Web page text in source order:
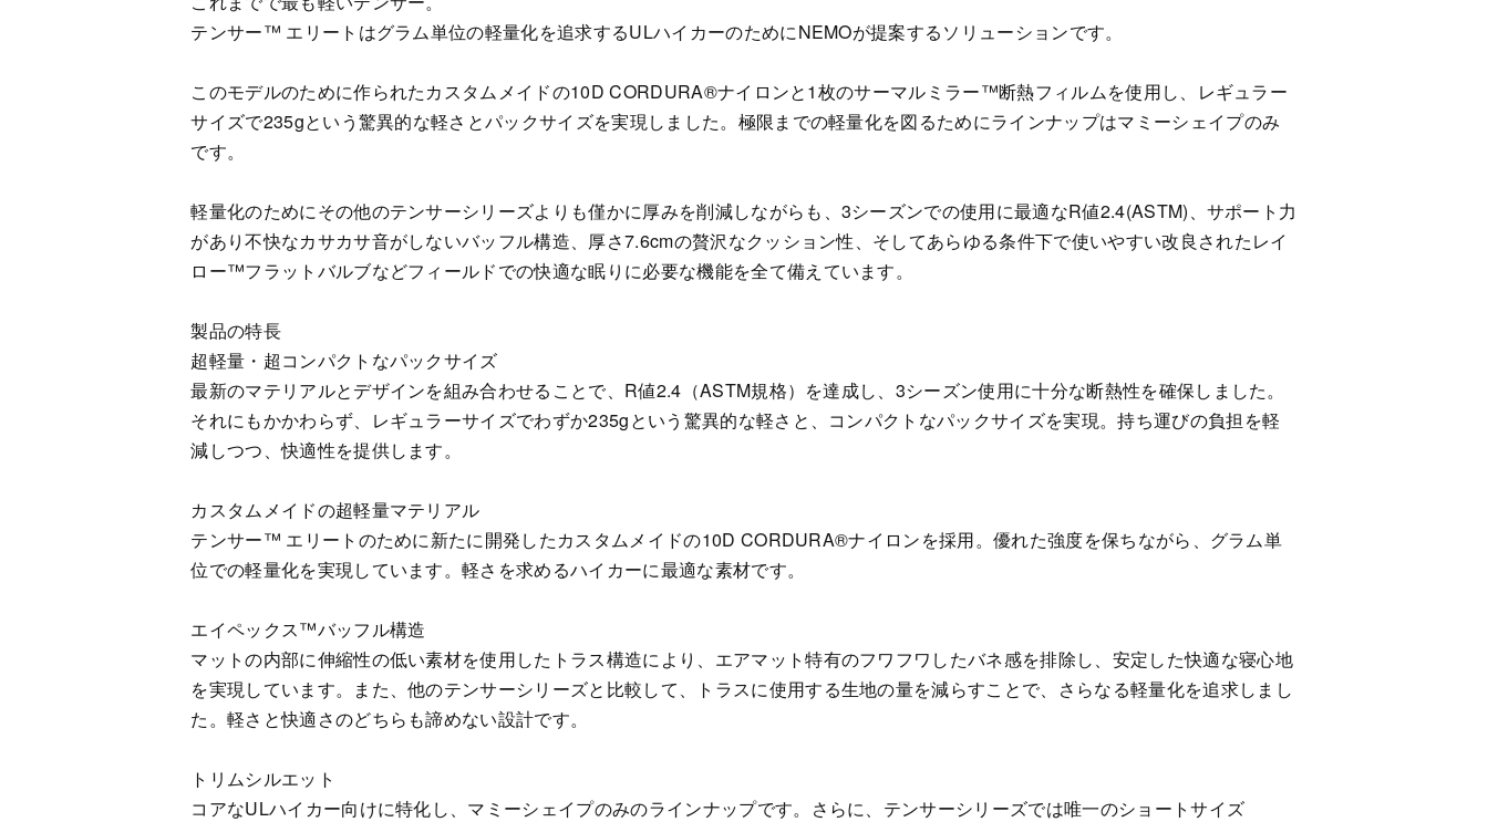
テンサー™ エリートはグラム単位の軽量化を追求するULハイカーのためにNEMOが提案するソリューションです。
このモデルのために作られたカスタムメイドの10D CORDURA®︎ナイロンと1枚のサーマルミラー™断熱フィルムを使用し、レギュラー
サイズで235gという驚異的な軽さとパックサイズを実現しました。極限までの軽量化を図るためにラインナップはマミーシェイプのみ
です。
軽量化のためにその他のテンサーシリーズよりも僅かに厚みを削減しながらも、3シーズンでの使用に最適なR値2.4(ASTM)、サポート力
があり不快なカサカサ音がしないバッフル構造、厚さ7.6cmの贅沢なクッション性、そしてあらゆる条件下で使いやすい改良されたレイ
ロー™フラットバルブなどフィールドでの快適な眠りに必要な機能を全て備えています。
製品の特長
超軽量・超コンパクトなパックサイズ
最新のマテリアルとデザインを組み合わせることで、R値2.4（ASTM規格）を達成し、3シーズン使用に十分な断熱性を確保しました。
それにもかかわらず、レギュラーサイズでわずか235gという驚異的な軽さと、コンパクトなパックサイズを実現。持ち運びの負担を軽
減しつつ、快適性を提供します。
カスタムメイドの超軽量マテリアル
テンサー™ エリートのために新たに開発したカスタムメイドの10D CORDURA®︎ナイロンを採用。優れた強度を保ちながら、グラム単
位での軽量化を実現しています。軽さを求めるハイカーに最適な素材です。
エイペックス™バッフル構造
マットの内部に伸縮性の低い素材を使用したトラス構造により、エアマット特有のフワフワしたバネ感を排除し、安定した快適な寝心地
を実現しています。また、他のテンサーシリーズと比較して、トラスに使用する生地の量を減らすことで、さらなる軽量化を追求しまし
た。軽さと快適さのどちらも諦めない設計です。
トリムシルエット
コアなULハイカー向けに特化し、マミーシェイプのみのラインナップです。さらに、テンサーシリーズでは唯一のショートサイズ